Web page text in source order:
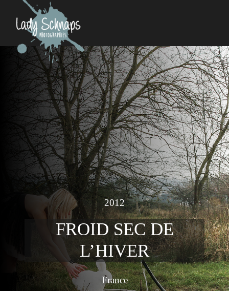
2012
FROID SEC DE
L’HIVER
France